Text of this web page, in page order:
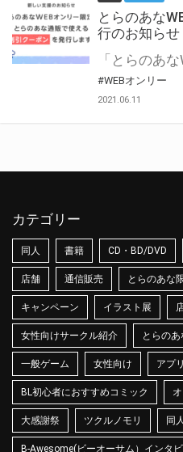
とらのあな
行のお知らせ
#WEBオンリー
2021.06.11
カテゴリー
同人 書籍 CD・BD/DVD
店舗 通信販売 とらのあな
キャンペーン イラスト展
女性向けサークル紹介 とらのあ
一般ゲーム 女性向け アプリ
BL初心者におすすめコミック
大感謝祭 ツクルノモリ 同
B-Awesome(ビーオーサム）インタ